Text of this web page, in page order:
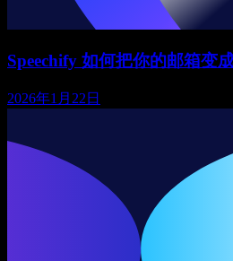
Speechify 如何把你的邮箱变
2026年1月22日